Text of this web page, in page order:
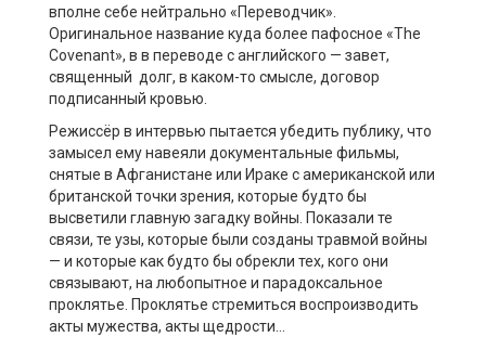
вполне себе нейтрально «Переводчик».
Оригинальное название куда более пафосное «The
Covenant», в в переводе с английского — завет,
священный долг, в каком-то смысле, договор
подписанный кровью.
Режиссёр в интервью пытается убедить публику, что
замысел ему навеяли документальные фильмы,
снятые в Афганистане или Ираке с американской или
британской точки зрения, которые будто бы
высветили главную загадку войны. Показали те
связи, те узы, которые были созданы травмой войны
— и которые как будто бы обрекли тех, кого они
связывают, на любопытное и парадоксальное
проклятье. Проклятье стремиться воспроизводить
акты мужества, акты щедрости…